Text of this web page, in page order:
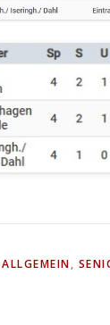
ALLGEMEIN,